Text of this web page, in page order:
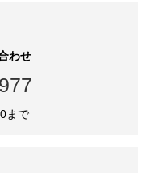
わせ
まで